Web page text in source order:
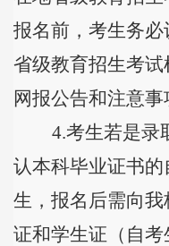
报名前，考生务
省级教育招生考
网报公告和注意事
4.考生若是录
认本科毕业证书
生，报名后需向
证和学生证（自